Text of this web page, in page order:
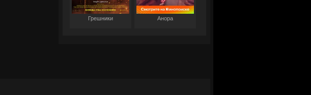
Грешники Анора